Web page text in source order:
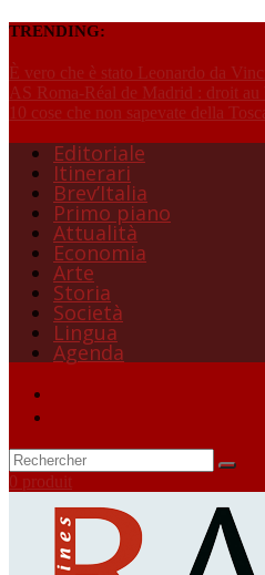
TRENDING:
È vero che è stato Leonardo da
AS Roma-Réal de Madrid : droit au
10 cose che non sapevate della
Editoriale
Itinerari
Brev’Italia
Primo piano
Attualità
Economia
Arte
Storia
Società
Lingua
Agenda
0 produit